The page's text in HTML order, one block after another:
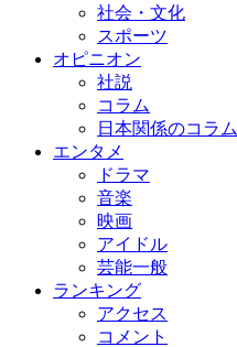
社会・文化
スポーツ
オピニオン
社説
コラム
日本関係のコラム
エンタメ
ドラマ
音楽
映画
アイドル
芸能一般
ランキング
アクセス
コメント